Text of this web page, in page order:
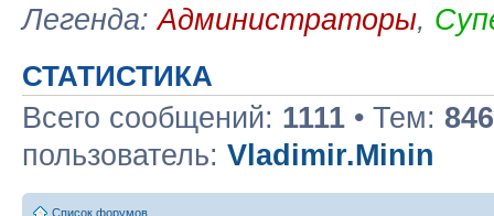
Легенда:Администраторы,
СТАТИСТИКА
Всего сообщений: 1111 • Тем: 846
пользователь: Vladimir.Minin
Список форумов